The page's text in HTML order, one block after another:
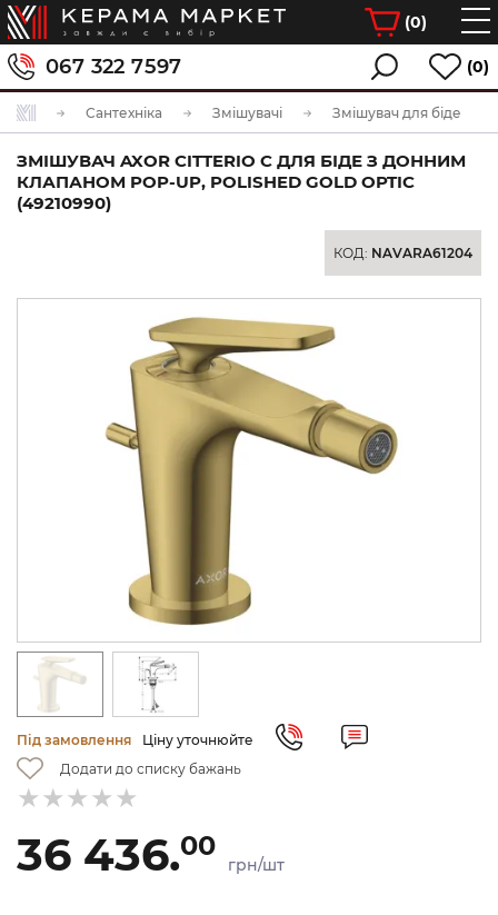
(0)
067 322 7597 (0)
Сантехніка Змішувачі Змішувач для біде
ЗМІШУВАЧ AXOR CITTERIO C ДЛЯ БІДЕ З ДОННИМ
КЛАПАНОМ POP-UP, POLISHED GOLD OPTIC
(49210990)
КОД: NAVARA61204
Під замовлення
Ціну уточнюйте
Додати до списку бажань
36 436.00
грн/шт